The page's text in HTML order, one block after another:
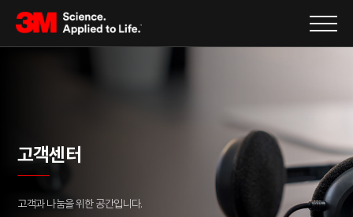
고객센터
고객과 나눔을 위한 공간입니다.